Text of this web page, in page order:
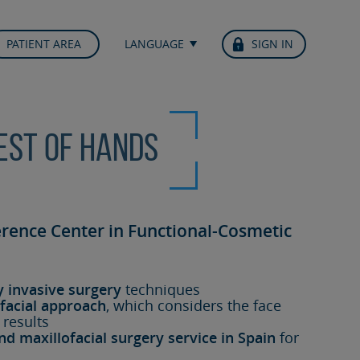
PATIENT AREA LANGUAGE SIGN IN
of hands
Center in Functional-Cosmetic
invasive surgery techniques
approach, which considers the face
maxillofacial surgery service in Spain for